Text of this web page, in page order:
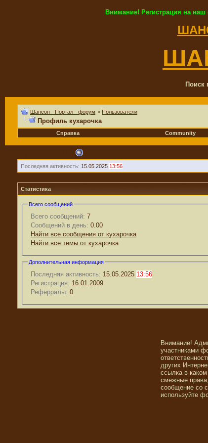
Внимание! Регистрация на
Поиск
Шансон - Портал - форум > Пользователи
Профиль кухарочка
Справка
Community
Последняя активность: 15.05.2025 13:56
Статистика
Всего сообщений
Всего сообщений: 7
Сообщений в день: 0.00
Найти все сообщения от кухарочка
Найти все темы от кухарочка
Дополнительная информация
Последняя активность: 15.05.2025 13:56
Регистрация: 16.01.2009
Реферралы: 0
Внимание!
участниками
других
ссылка в
смежные
сообщение со
используйте